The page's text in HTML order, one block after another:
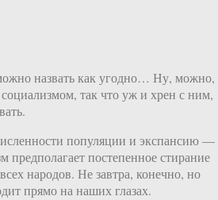
назвать как угодно… Ну, можно,
так что уж и хрен с ним,
популяции и экспансию —
предполагает постепенное стирание
народов. Не завтра, конечно, но
прямо на наших глазах.